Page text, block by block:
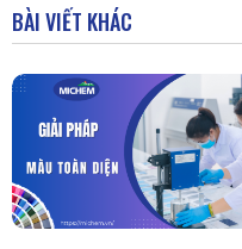
BÀI VIẾT KHÁC